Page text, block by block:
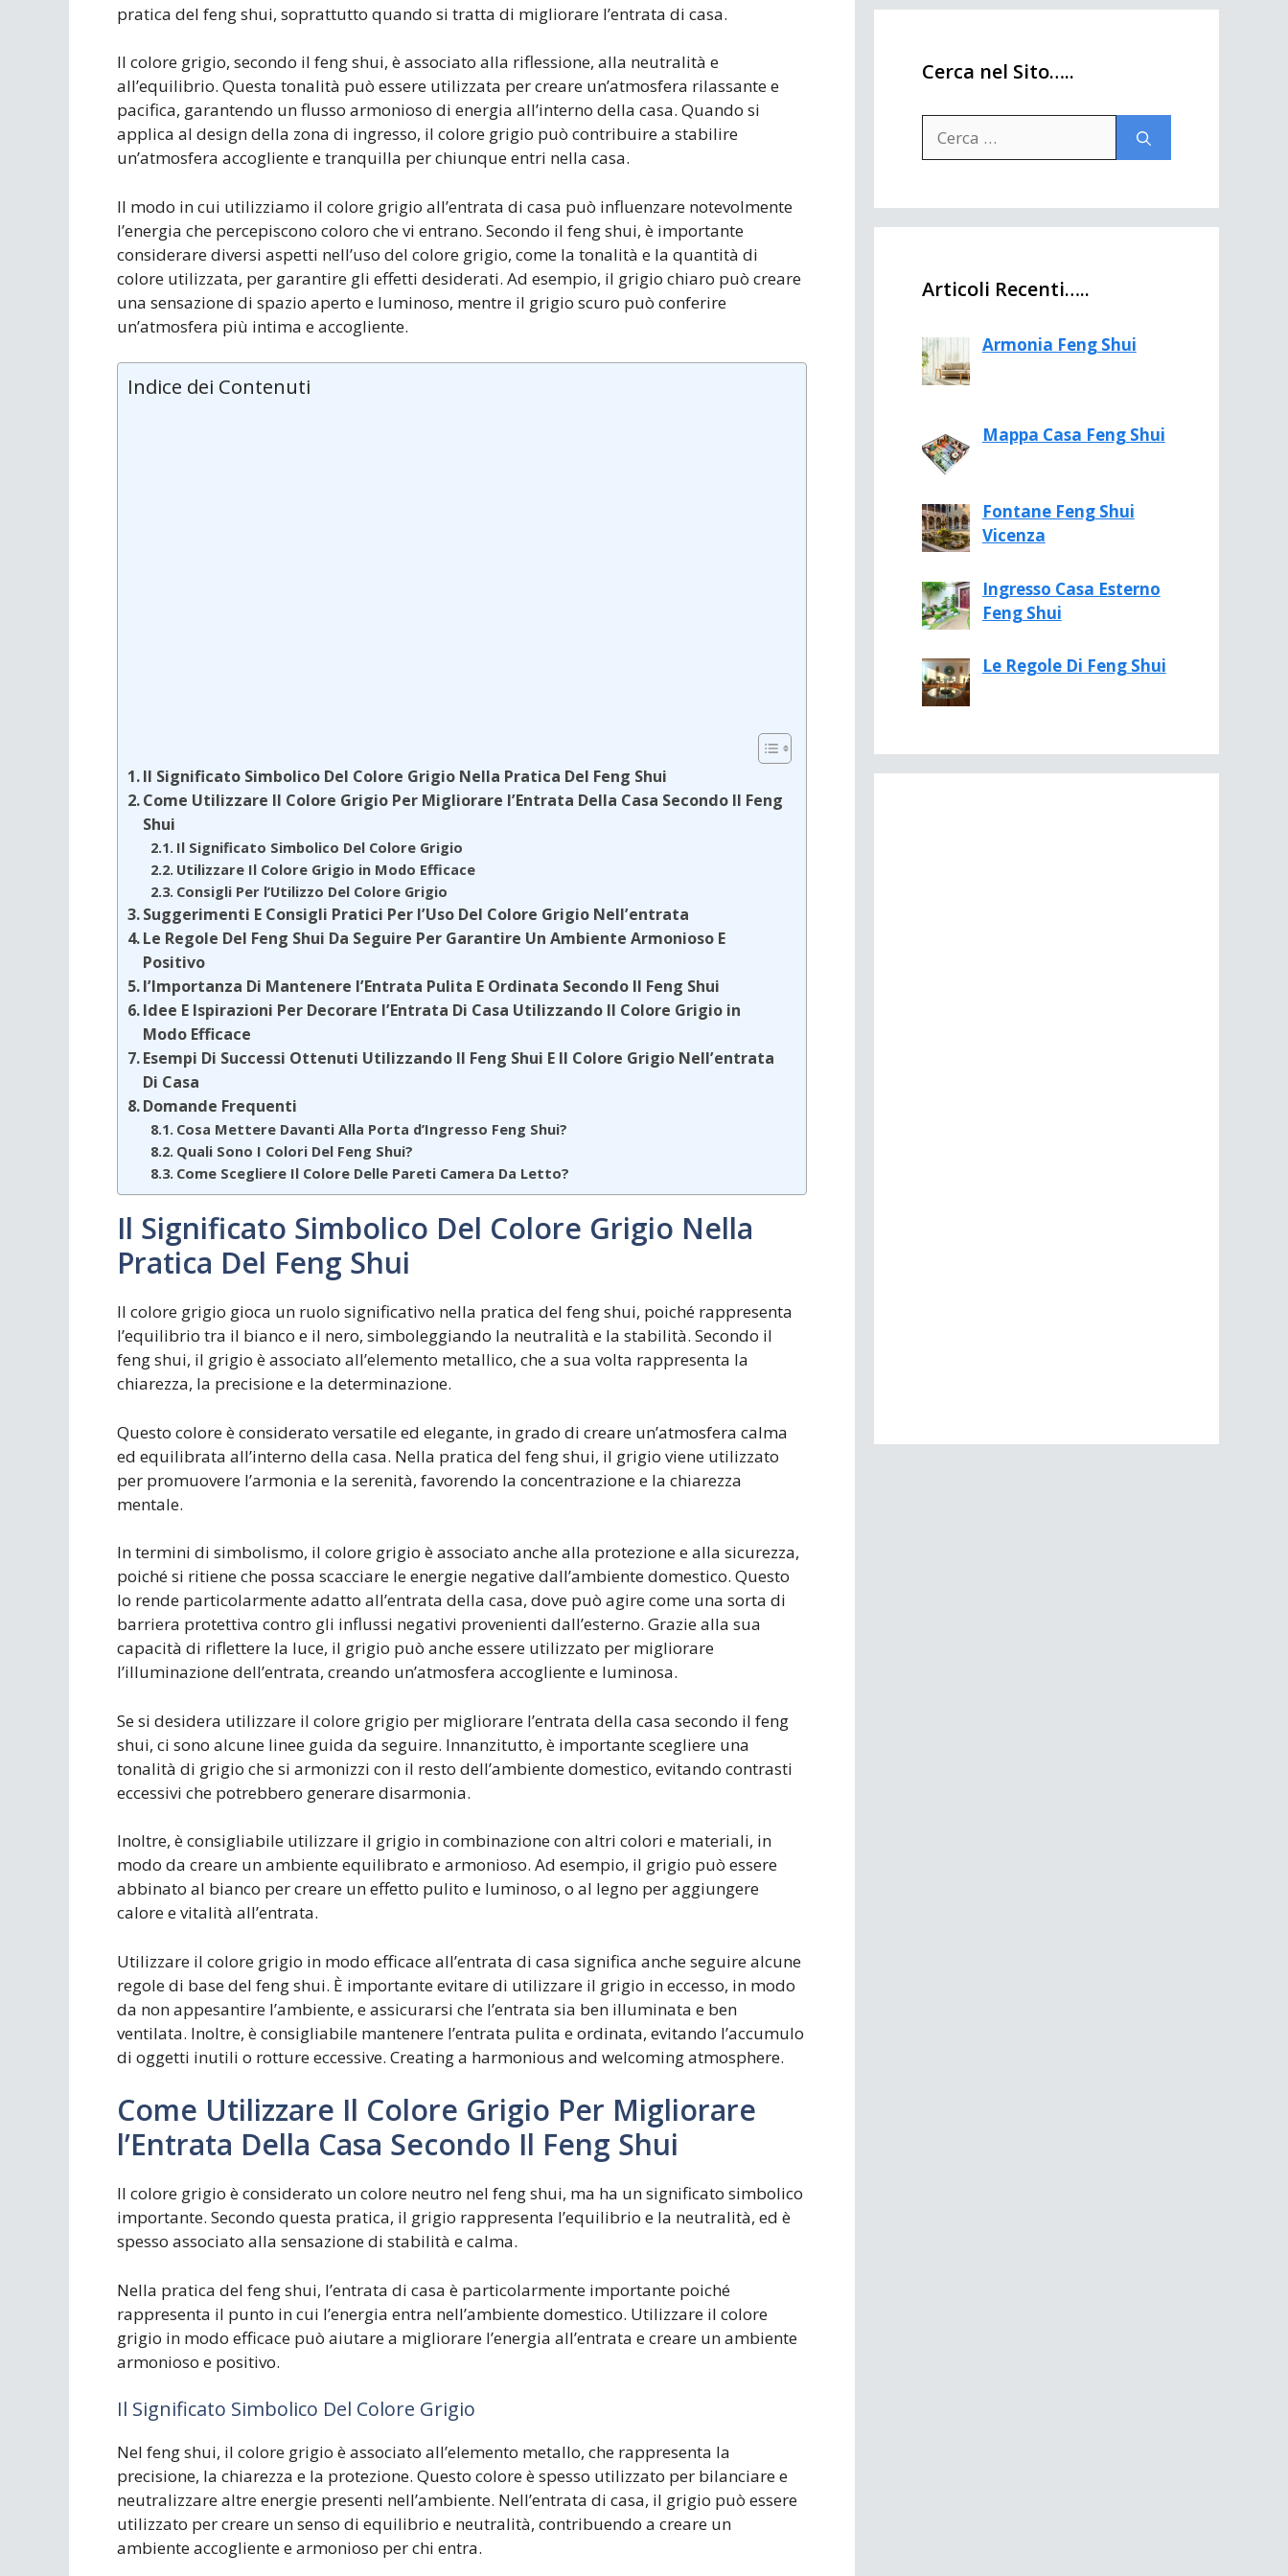
pratica del feng shui, soprattutto quando si tratta di migliorare l’entrata di casa.
Il colore grigio, secondo il feng shui, è associato alla riflessione, alla neutralità e
all’equilibrio. Questa tonalità può essere utilizzata per creare un’atmosfera rilassante e
pacifica, garantendo un flusso armonioso di energia all’interno della casa. Quando si
applica al design della zona di ingresso, il colore grigio può contribuire a stabilire
un’atmosfera accogliente e tranquilla per chiunque entri nella casa.
Il modo in cui utilizziamo il colore grigio all’entrata di casa può influenzare notevolmente
l’energia che percepiscono coloro che vi entrano. Secondo il feng shui, è importante
considerare diversi aspetti nell’uso del colore grigio, come la tonalità e la quantità di
colore utilizzata, per garantire gli effetti desiderati. Ad esempio, il grigio chiaro può creare
una sensazione di spazio aperto e luminoso, mentre il grigio scuro può conferire
un’atmosfera più intima e accogliente.
Indice dei Contenuti
Il Significato Simbolico Del Colore Grigio Nella Pratica Del Feng Shui
Come Utilizzare Il Colore Grigio Per Migliorare l’Entrata Della Casa Secondo Il Feng
Shui
Il Significato Simbolico Del Colore Grigio
Utilizzare Il Colore Grigio in Modo Efficace
Consigli Per l’Utilizzo Del Colore Grigio
Suggerimenti E Consigli Pratici Per l’Uso Del Colore Grigio Nell’entrata
Le Regole Del Feng Shui Da Seguire Per Garantire Un Ambiente Armonioso E
Positivo
l’Importanza Di Mantenere l’Entrata Pulita E Ordinata Secondo Il Feng Shui
Idee E Ispirazioni Per Decorare l’Entrata Di Casa Utilizzando Il Colore Grigio in
Modo Efficace
Esempi Di Successi Ottenuti Utilizzando Il Feng Shui E Il Colore Grigio Nell’entrata
Di Casa
Domande Frequenti
Cosa Mettere Davanti Alla Porta d’Ingresso Feng Shui?
Quali Sono I Colori Del Feng Shui?
Come Scegliere Il Colore Delle Pareti Camera Da Letto?
Il Significato Simbolico Del Colore Grigio Nella
Pratica Del Feng Shui
Il colore grigio gioca un ruolo significativo nella pratica del feng shui, poiché rappresenta
l’equilibrio tra il bianco e il nero, simboleggiando la neutralità e la stabilità. Secondo il
feng shui, il grigio è associato all’elemento metallico, che a sua volta rappresenta la
chiarezza, la precisione e la determinazione.
Questo colore è considerato versatile ed elegante, in grado di creare un’atmosfera calma
ed equilibrata all’interno della casa. Nella pratica del feng shui, il grigio viene utilizzato
per promuovere l’armonia e la serenità, favorendo la concentrazione e la chiarezza
mentale.
In termini di simbolismo, il colore grigio è associato anche alla protezione e alla sicurezza,
poiché si ritiene che possa scacciare le energie negative dall’ambiente domestico. Questo
lo rende particolarmente adatto all’entrata della casa, dove può agire come una sorta di
barriera protettiva contro gli influssi negativi provenienti dall’esterno. Grazie alla sua
capacità di riflettere la luce, il grigio può anche essere utilizzato per migliorare
l’illuminazione dell’entrata, creando un’atmosfera accogliente e luminosa.
Se si desidera utilizzare il colore grigio per migliorare l’entrata della casa secondo il feng
shui, ci sono alcune linee guida da seguire. Innanzitutto, è importante scegliere una
tonalità di grigio che si armonizzi con il resto dell’ambiente domestico, evitando contrasti
eccessivi che potrebbero generare disarmonia.
Inoltre, è consigliabile utilizzare il grigio in combinazione con altri colori e materiali, in
modo da creare un ambiente equilibrato e armonioso. Ad esempio, il grigio può essere
abbinato al bianco per creare un effetto pulito e luminoso, o al legno per aggiungere
calore e vitalità all’entrata.
Utilizzare il colore grigio in modo efficace all’entrata di casa significa anche seguire alcune
regole di base del feng shui. È importante evitare di utilizzare il grigio in eccesso, in modo
da non appesantire l’ambiente, e assicurarsi che l’entrata sia ben illuminata e ben
ventilata. Inoltre, è consigliabile mantenere l’entrata pulita e ordinata, evitando l’accumulo
di oggetti inutili o rotture eccessive. Creating a harmonious and welcoming atmosphere.
Come Utilizzare Il Colore Grigio Per Migliorare
l’Entrata Della Casa Secondo Il Feng Shui
Il colore grigio è considerato un colore neutro nel feng shui, ma ha un significato simbolico
importante. Secondo questa pratica, il grigio rappresenta l’equilibrio e la neutralità, ed è
spesso associato alla sensazione di stabilità e calma.
Nella pratica del feng shui, l’entrata di casa è particolarmente importante poiché
rappresenta il punto in cui l’energia entra nell’ambiente domestico. Utilizzare il colore
grigio in modo efficace può aiutare a migliorare l’energia all’entrata e creare un ambiente
armonioso e positivo.
Il Significato Simbolico Del Colore Grigio
Nel feng shui, il colore grigio è associato all’elemento metallo, che rappresenta la
precisione, la chiarezza e la protezione. Questo colore è spesso utilizzato per bilanciare e
neutralizzare altre energie presenti nell’ambiente. Nell’entrata di casa, il grigio può essere
utilizzato per creare un senso di equilibrio e neutralità, contribuendo a creare un
ambiente accogliente e armonioso per chi entra.
Cerca nel Sito…..
per:
Articoli Recenti…..
Armonia Feng Shui
Mappa Casa Feng Shui
Fontane Feng Shui
Vicenza
Ingresso Casa Esterno
Feng Shui
Le Regole Di Feng Shui